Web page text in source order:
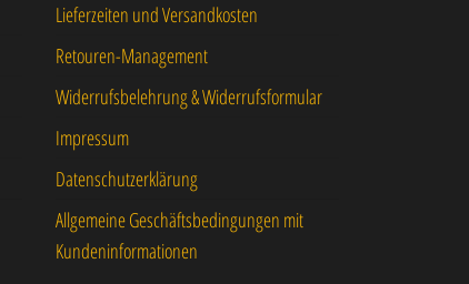
Lieferzeiten und Versandkosten
Retouren-Management
Widerrufsbelehrung & Widerrufsformular
Impressum
Datenschutzerklärung
Allgemeine Geschäftsbedingungen mit
Kundeninformationen